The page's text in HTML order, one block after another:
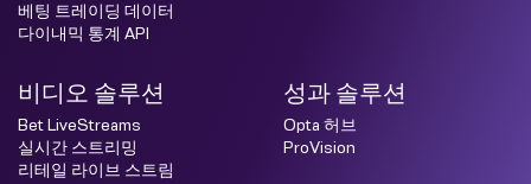
베팅 트레이딩 데이터
다이내믹 통계 API
비디오 솔루션
Bet LiveStreams
실시간 스트리밍
리테일 라이브 스트림
성과 솔루션
Opta 허브
ProVision